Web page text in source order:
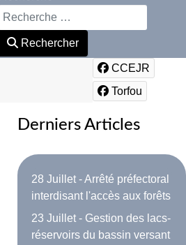
Rechercher
CCEJR
Torfou
Derniers Articles
28 Juillet - Arrêté préfectoral
interdisant l'accès aux forêts
23 Juillet - Gestion des lacs-
réservoirs du bassin versant